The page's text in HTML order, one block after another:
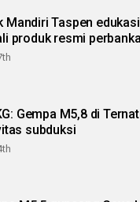
Mandiri Taspen
produk resmi
Gempa M5,8 di
subduksi